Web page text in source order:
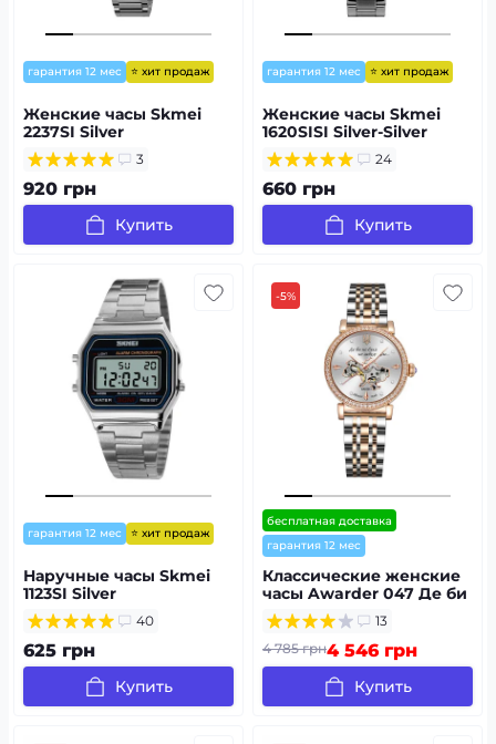
гарантия 12 мес ⭐ хит продаж
Женские часы Skmei
2237SI Silver
3
920 грн
Купить
гарантия 12 мес ⭐ хит продаж
Женские часы Skmei
1620SISI Silver-Silver
24
660 грн
Купить
гарантия 12 мес ⭐ хит продаж
Наручные часы Skmei
1123SI Silver
40
625 грн
Купить
-5%
бесплатная доставка
гарантия 12 мес
Классические женские
часы Awarder 047 Де би
не була
13
4 785 грн4 546 грн
Купить